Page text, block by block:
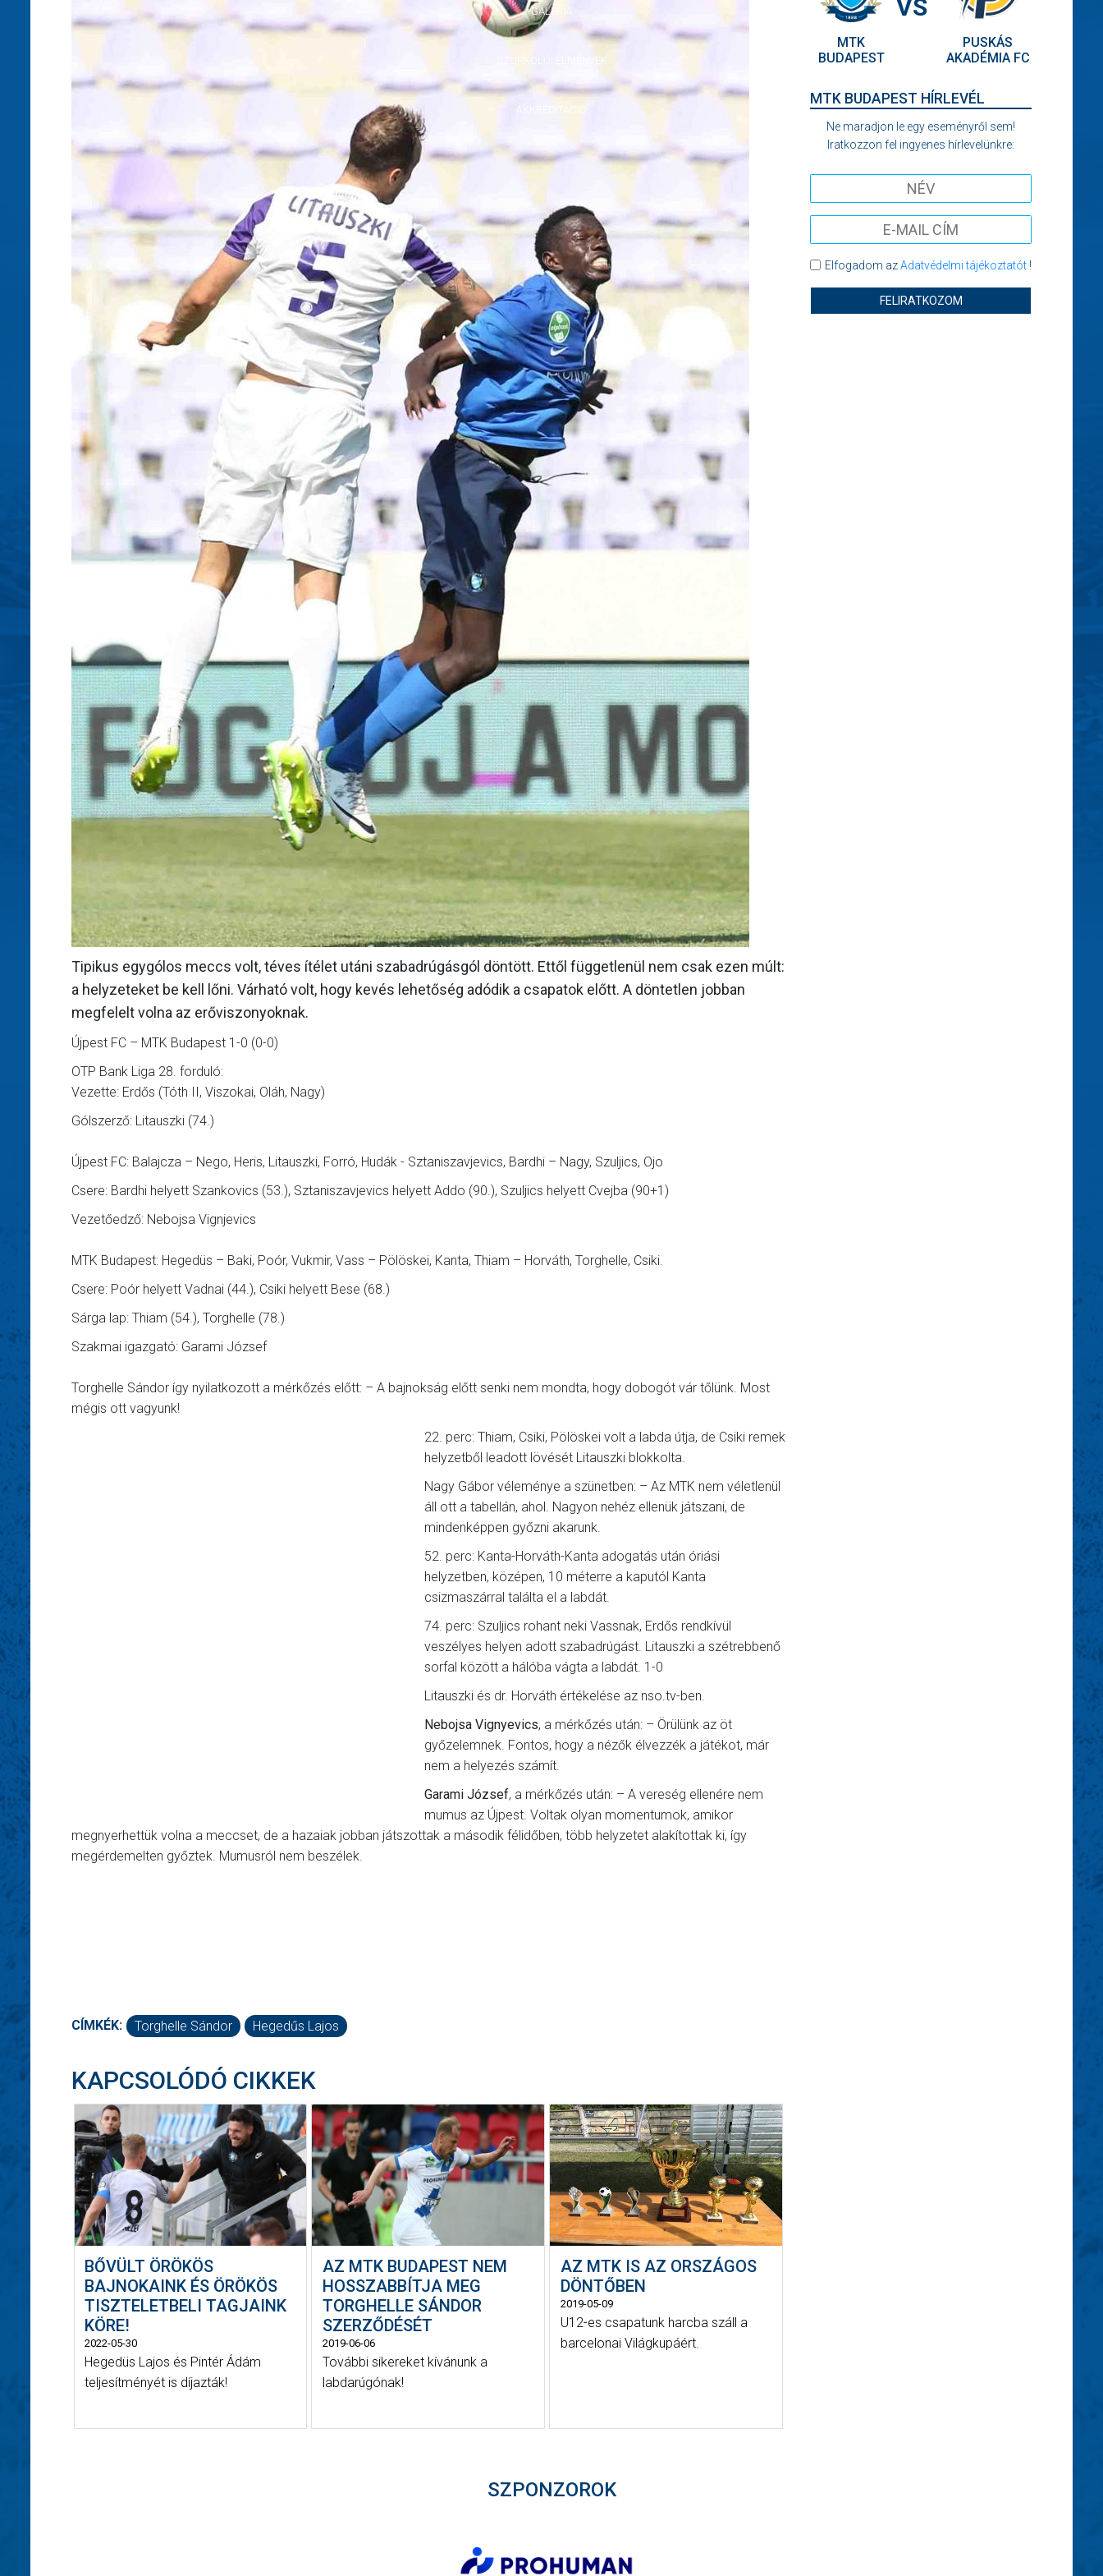
GALÉRIA
SZURKOLÓI ÉLMÉNYEK
AKKREDITÁCIÓ
Tipikus egygólos meccs volt, téves ítélet utáni szabadrúgásgól döntött. Ettől függetlenül nem csak ezen múlt:
a helyzeteket be kell lőni. Várható volt, hogy kevés lehetőség adódik a csapatok előtt. A döntetlen jobban
megfelelt volna az erőviszonyoknak.
Újpest FC – MTK Budapest 1-0 (0-0)
OTP Bank Liga 28. forduló:
Vezette: Erdős (Tóth II, Viszokai, Oláh, Nagy)
Gólszerző: Litauszki (74.)
Újpest FC: Balajcza – Nego, Heris, Litauszki, Forró, Hudák - Sztaniszavjevics, Bardhi – Nagy, Szuljics, Ojo
Csere: Bardhi helyett Szankovics (53.), Sztaniszavjevics helyett Addo (90.), Szuljics helyett Cvejba (90+1)
Vezetőedző: Nebojsa Vignjevics
MTK Budapest: Hegedüs – Baki, Poór, Vukmir, Vass – Pölöskei, Kanta, Thiam – Horváth, Torghelle, Csiki.
Csere: Poór helyett Vadnai (44.), Csiki helyett Bese (68.)
Sárga lap: Thiam (54.), Torghelle (78.)
Szakmai igazgató: Garami József
Torghelle Sándor így nyilatkozott a mérkőzés előtt: – A bajnokság előtt senki nem mondta, hogy dobogót vár tőlünk. Most
mégis ott vagyunk!
22. perc: Thiam, Csiki, Pölöskei volt a labda útja, de Csiki remek
helyzetből leadott lövését Litauszki blokkolta.
Nagy Gábor véleménye a szünetben: – Az MTK nem véletlenül
áll ott a tabellán, ahol. Nagyon nehéz ellenük játszani, de
mindenképpen győzni akarunk.
52. perc: Kanta-Horváth-Kanta adogatás után óriási
helyzetben, középen, 10 méterre a kaputól Kanta
csizmaszárral találta el a labdát.
74. perc: Szuljics rohant neki Vassnak, Erdős rendkívül
veszélyes helyen adott szabadrúgást. Litauszki a szétrebbenő
sorfal között a hálóba vágta a labdát. 1-0
Litauszki és dr. Horváth értékelése az nso.tv-ben.
Nebojsa Vignyevics, a mérkőzés után: – Örülünk az öt
győzelemnek. Fontos, hogy a nézők élvezzék a játékot, már
nem a helyezés számít.
Garami József, a mérkőzés után: – A vereség ellenére nem
mumus az Újpest. Voltak olyan momentumok, amikor
megnyerhettük volna a meccset, de a hazaiak jobban játszottak a második félidőben, több helyzetet alakítottak ki, így
megérdemelten győztek. Mumusról nem beszélek.
CÍMKÉK: Torghelle Sándor Hegedűs Lajos
KAPCSOLÓDÓ CIKKEK
BŐVÜLT ÖRÖKÖS
BAJNOKAINK ÉS ÖRÖKÖS
TISZTELETBELI TAGJAINK
KÖRE!
2022-05-30
Hegedüs Lajos és Pintér Ádám
teljesítményét is díjazták!
AZ MTK BUDAPEST NEM
HOSSZABBÍTJA MEG
TORGHELLE SÁNDOR
SZERZŐDÉSÉT
2019-06-06
További sikereket kívánunk a
labdarúgónak!
AZ MTK IS AZ ORSZÁGOS
DÖNTŐBEN
2019-05-09
U12-es csapatunk harcba száll a
barcelonai Világkupáért.
MTK
BUDAPEST
VS
PUSKÁS
AKADÉMIA FC
MTK BUDAPEST HÍRLEVÉL
Ne maradjon le egy eseményről sem!
Iratkozzon fel ingyenes hírlevelünkre:
Elfogadom azAdatvédelmi tájékoztatót!
FELIRATKOZOM
SZPONZOROK